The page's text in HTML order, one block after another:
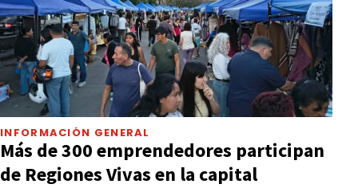
INFORMACIÓN GENERAL
Más de 300 emprendedores participan
de Regiones Vivas en la capital